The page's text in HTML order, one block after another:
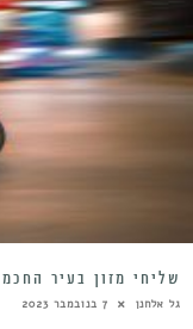
שליחי מזון בעיר
גל אלחנן 7 בנובמבר 2023